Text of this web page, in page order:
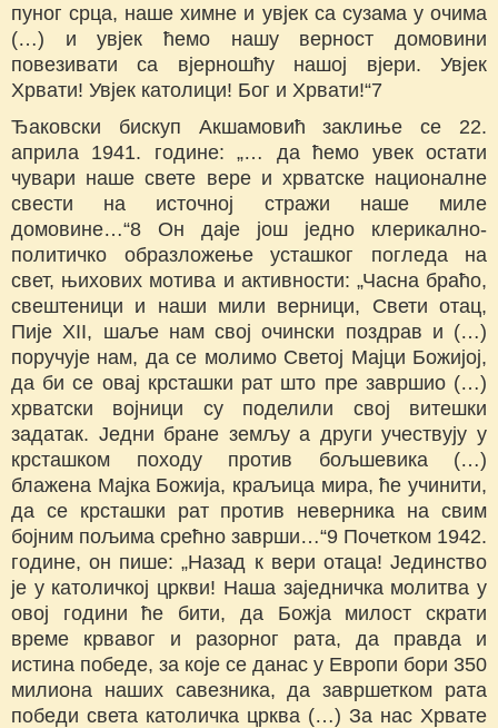
пуног срца, наше химне и увјек са сузама у очима
(…) и увјек ћемо нашу верност домовини
повезивати са вјерношћу нашој вјери. Увјек
Хрвати! Увјек католици! Бог и Хрвати!“7
Ђаковски бискуп Акшамовић заклиње се 22.
априла 1941. године: „… да ћемо увек остати
чувари наше свете вере и хрватске националне
свести на источној стражи наше миле
домовине…“8 Он даје још једно клерикално-
политичко образложење усташког погледа на
свет, њихових мотива и активности: „Часна браћо,
свештеници и наши мили верници, Свети отац,
Пије XII, шаље нам свој очински поздрав и (…)
поручује нам, да се молимо Светој Мајци Божијој,
да би се овај крсташки рат што пре завршио (…)
хрватски војници су поделили свој витешки
задатак. Једни бране земљу а други учествују у
крсташком походу против бољшевика (…)
блажена Мајка Божија, краљица мира, ће учинити,
да се крсташки рат против неверника на свим
бојним пољима срећно заврши…“9 Почетком 1942.
године, он пише: „Назад к вери отаца! Јединство
је у католичкој цркви! Наша заједничка молитва у
овој години ће бити, да Божја милост скрати
време крвавог и разорног рата, да правда и
истина победе, за које се данас у Европи бори 350
милиона наших савезника, да завршетком рата
победи света католичка црква (…) За нас Хрвате